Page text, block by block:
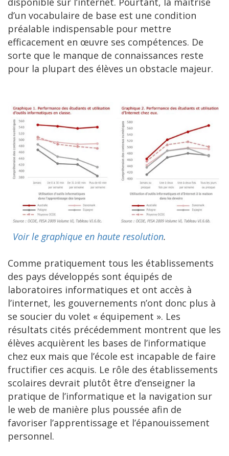
d’un vocabulaire de base est une condition
préalable indispensable pour mettre
efficacement en œuvre ses compétences. De
sorte que le manque de connaissances reste
pour la plupart des élèves un obstacle majeur.
Voir le graphique en haute resolution.
Comme pratiquement tous les établissements
des pays développés sont équipés de
laboratoires informatiques et ont accès à
l’internet, les gouvernements n’ont donc plus à
se soucier du volet « équipement ». Les
résultats cités précédemment montrent que les
élèves acquièrent les bases de l’informatique
chez eux mais que l’école est incapable de faire
fructifier ces acquis. Le rôle des établissements
scolaires devrait plutôt être d’enseigner la
pratique de l’informatique et la navigation sur
le web de manière plus poussée afin de
favoriser l’apprentissage et l’épanouissement
personnel.